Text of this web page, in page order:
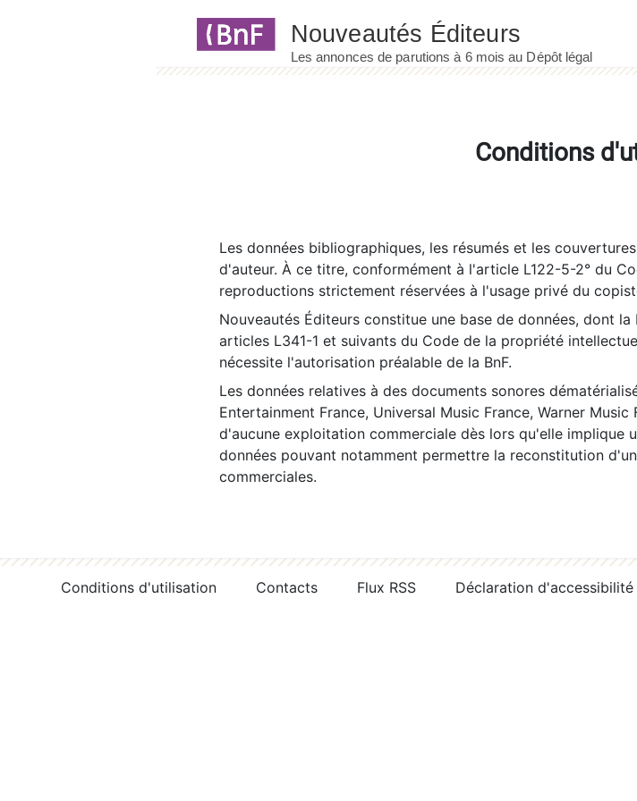
Conditions
Les données bibliographiques, les résumés et les
d'auteur. À ce titre, conformément à l'article L122-5-2° du
reproductions strictement réservées à l'usage privé du
Nouveautés Éditeurs constitue une base de données, dont
articles L341-1 et suivants du Code de la propriété
nécessite l'autorisation préalable de la BnF.
Les données relatives à des documents sonores
Entertainment France, Universal Music France, Warner
d'aucune exploitation commerciale dès lors qu'elle implique
données pouvant notamment permettre la reconstitution
commerciales.
Conditions d'utilisation Contacts Flux RSS Déclaration